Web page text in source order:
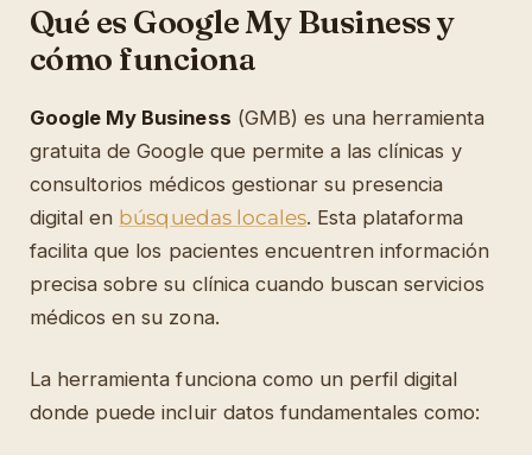
Qué es Google My Business y
cómo funciona
Google My Business (GMB) es una herramienta
gratuita de Google que permite a las clínicas y
consultorios médicos gestionar su presencia
digital en búsquedas locales. Esta plataforma
facilita que los pacientes encuentren información
precisa sobre su clínica cuando buscan servicios
médicos en su zona.
La herramienta funciona como un perfil digital
donde puede incluir datos fundamentales como: